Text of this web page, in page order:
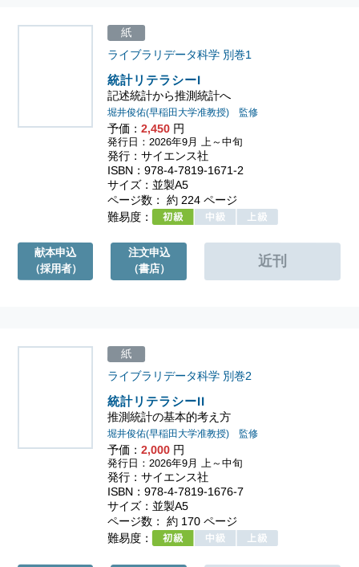
統計リテラシーI
記述統計から推測統計へ
ライブラリデータ科学 別巻1
堀井俊佑(早稲田大学准教授) 監修
予価：2,450 円
紙
発行日：2026年9月 上～中旬
発行：サイエンス社
ISBN：978-4-7819-1671-2
サイズ：並製A5
ページ数： 約 224 ページ
難易度：
献本申込
（採用者）
注文申込
（書店）
統計リテラシーII
推測統計の基本的考え方
ライブラリデータ科学 別巻2
堀井俊佑(早稲田大学准教授) 監修
予価：2,000 円
紙
発行日：2026年9月 上～中旬
発行：サイエンス社
ISBN：978-4-7819-1676-7
サイズ：並製A5
ページ数： 約 170 ページ
難易度：